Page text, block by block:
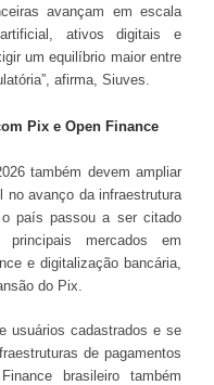
avançam em escala
ativos digitais e
um equilíbrio maior entre
afirma, Siuves.
Pix e Open Finance
também devem ampliar
avanço da infraestrutura
país passou a ser citado
principais mercados em
e digitalização bancária,
do Pix.
usuários cadastrados e se
de pagamentos
brasileiro também